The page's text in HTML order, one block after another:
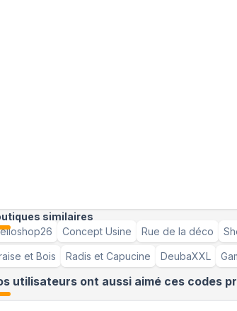
similaires
Concept Usine Rue de la déco
et Bois Radis et Capucine DeubaXXL
utilisateurs ont aussi aimé ces codes